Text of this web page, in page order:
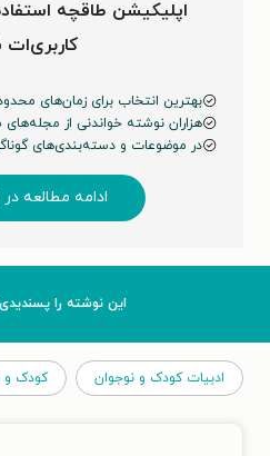
اپلیکیشن طاقچه
بهترین انتخاب برای زمان‌های
هزاران نوشته خواندنی از مجله‌های
در موضوعات و دسته‌بندی‌های
ادامه مطالعه
این نوشته‌ را
ادبیات کودک و نوجوان کودک و